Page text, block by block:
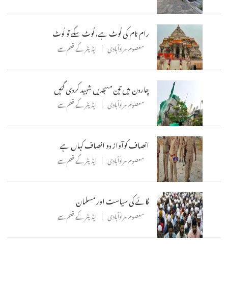
رام نام کی لُوٹ ہے، لُوٹ سکے تو لُوٹ
معصوم مرادآبادی ایڈیٹر کے قلم سے
چاردن میں تین مسجدیں شہید کردی گئیں
معصوم مرادآبادی ایڈیٹر کے قلم سے
انصاف کوآواز دو انصاف کہاں ہے
معصوم مرادآبادی ایڈیٹر کے قلم سے
گائے کی سیاست اور مسلمان
معصوم مرادآبادی ایڈیٹر کے قلم سے